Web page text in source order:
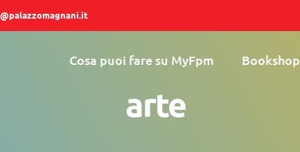
Cosa puoi fare su MyFpm Bookshop
arte